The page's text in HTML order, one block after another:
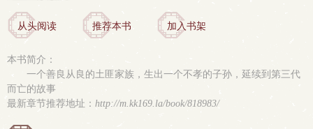
残身
从头阅读
推荐本书 加入书架
本书简介：
一个善良从良的土匪家族，生出一个不孝的子孙，延续到第三代
而亡的故事
最新章节推荐地址： http://m.kk169.la/book/818983/